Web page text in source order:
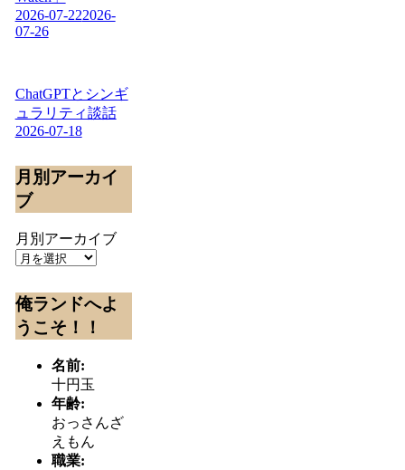
2026-07-222026-
07-26
ChatGPTとシンギ
ュラリティ談話
2026-07-18
月別アーカイ
ブ
月別アーカイブ
俺ランドへよ
うこそ！！
名前:
十円玉
年齢:
おっさんざ
えもん
職業: